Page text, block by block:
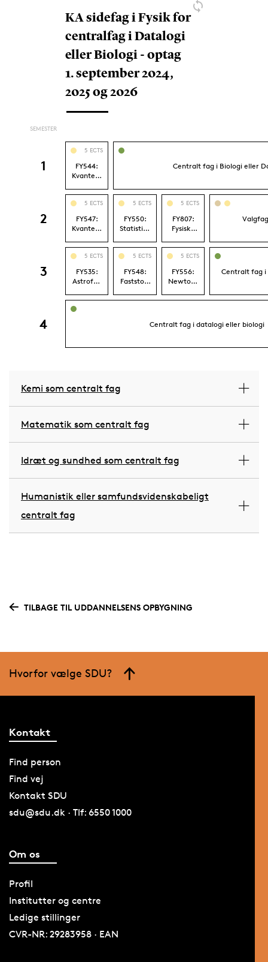
Kemi som centralt fag
Matematik som centralt fag
Idræt og sundhed som centralt fag
Humanistik eller samfundsvidenskabeligt
centralt fag
TILBAGE TIL UDDANNELSENS OPBYGNING
Hvorfor vælge SDU?
Kontakt
Find person
Find vej
Kontakt SDU
sdu@sdu.dk · Tlf: 6550 1000
Om os
Profil
Institutter og centre
Ledige stillinger
CVR-NR: 29283958 · EAN